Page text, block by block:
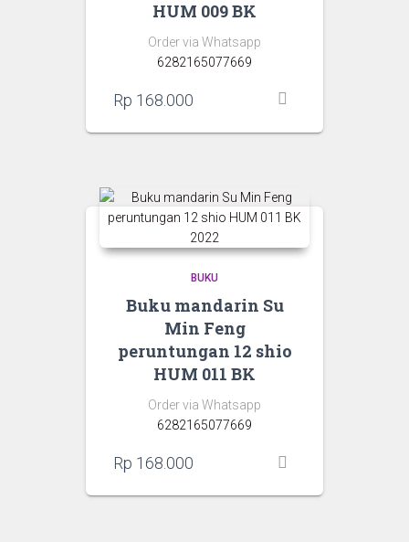
HUM 009 BK
Order via Whatsapp
6282165077669
Rp 168.000
BUKU
Buku mandarin Su
Min Feng
peruntungan 12 shio
HUM 011 BK
Order via Whatsapp
6282165077669
Rp 168.000